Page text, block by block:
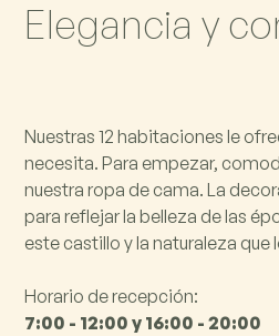
Elegancia y co
Nuestras 12 habitaciones le
necesita. Para empezar,
nuestra ropa de cama. La
para reflejar la belleza de las
este castillo y la naturaleza que
Horario de recepción:
7:00 - 12:00 y 16:00 - 20:00